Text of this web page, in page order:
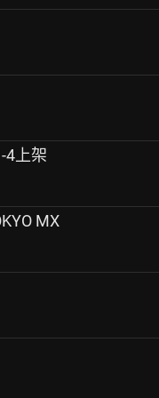
4上架
MX